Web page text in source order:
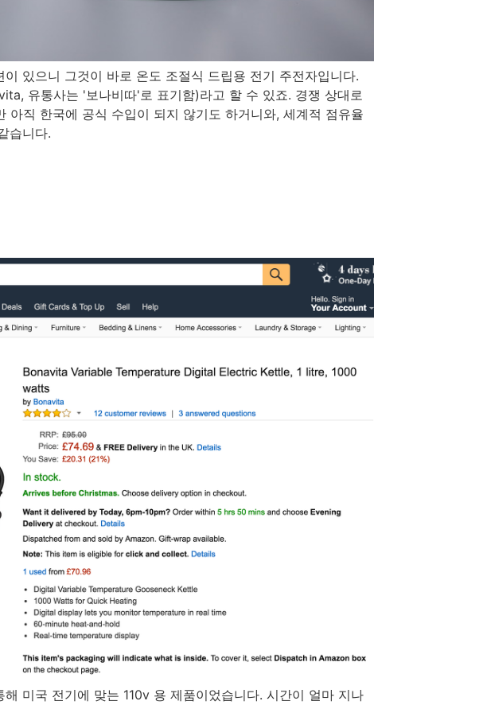
있으니 그것이 바로 온도 조절식 드립용 전기 주전자입니다.
유통사는 '보나비따'로 표기함)라고 할 수 있죠. 경쟁 상대로
아직 한국에 공식 수입이 되지 않기도 하거니와, 세계적 점유율
습니다.
미국 전기에 맞는 110v 용 제품이었습니다. 시간이 얼마 지나